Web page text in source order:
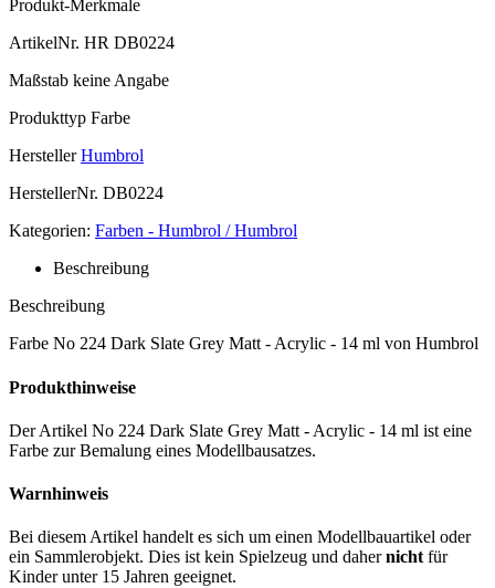
Produkt-Merkmale
ArtikelNr. HR DB0224
Maßstab keine Angabe
Produkttyp Farbe
Hersteller Humbrol
HerstellerNr. DB0224
Kategorien: Farben - Humbrol / Humbrol
Beschreibung
Beschreibung
Farbe No 224 Dark Slate Grey Matt - Acrylic - 14 ml von Humbrol
Produkthinweise
Der Artikel No 224 Dark Slate Grey Matt - Acrylic - 14 ml ist eine
Farbe zur Bemalung eines Modellbausatzes.
Warnhinweis
Bei diesem Artikel handelt es sich um einen Modellbauartikel oder
ein Sammlerobjekt. Dies ist kein Spielzeug und dahernicht für
Kinder unter 15 Jahren geeignet.